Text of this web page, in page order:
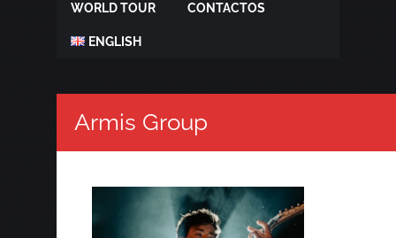
WORLD TOUR CONTACTOS
ENGLISH
Armis Group